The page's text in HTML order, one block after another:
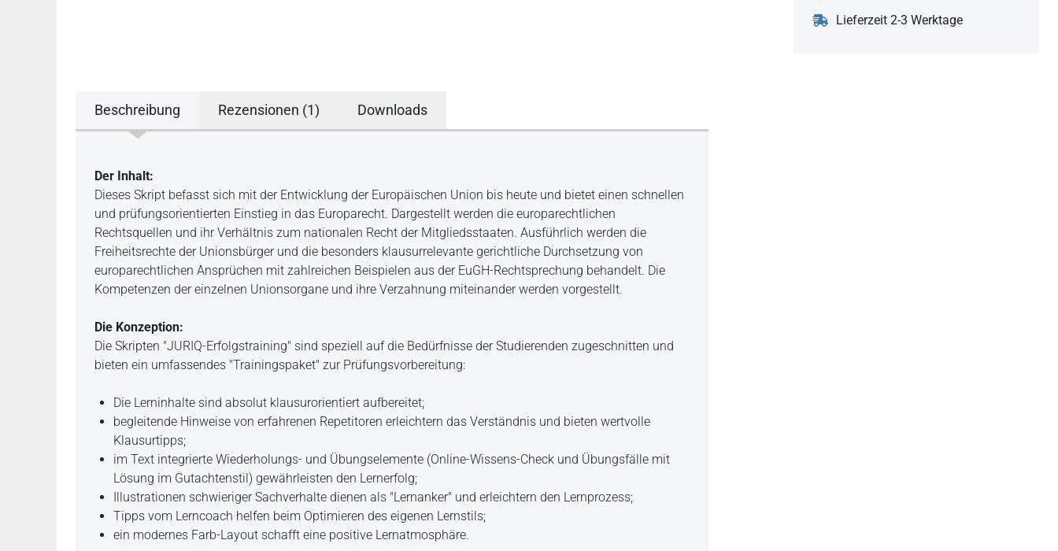
Lieferzeit 2-3 Werktage
Beschreibung Rezensionen (1) Downloads
Beschreibung
Der Inhalt:
Dieses Skript befasst sich mit der Entwicklung der Europäischen Union bis heute und bietet einen schnellen
und prüfungsorientierten Einstieg in das Europarecht. Dargestellt werden die europarechtlichen
Rechtsquellen und ihr Verhältnis zum nationalen Recht der Mitgliedsstaaten. Ausführlich werden die
Freiheitsrechte der Unionsbürger und die besonders klausurrelevante gerichtliche Durchsetzung von
europarechtlichen Ansprüchen mit zahlreichen Beispielen aus der EuGH-Rechtsprechung behandelt. Die
Kompetenzen der einzelnen Unionsorgane und ihre Verzahnung miteinander werden vorgestellt.
Die Konzeption:
Die Skripten "JURIQ-Erfolgstraining" sind speziell auf die Bedürfnisse der Studierenden zugeschnitten und
bieten ein umfassendes "Trainingspaket" zur Prüfungsvorbereitung:
Die Lerninhalte sind absolut klausurorientiert aufbereitet;
begleitende Hinweise von erfahrenen Repetitoren erleichtern das Verständnis und bieten wertvolle
Klausurtipps;
im Text integrierte Wiederholungs- und Übungselemente (Online-Wissens-Check und Übungsfälle mit
Lösung im Gutachtenstil) gewährleisten den Lernerfolg;
Illustrationen schwieriger Sachverhalte dienen als "Lernanker" und erleichtern den Lernprozess;
Tipps vom Lerncoach helfen beim Optimieren des eigenen Lernstils;
ein modernes Farb-Layout schafft eine positive Lernatmosphäre.